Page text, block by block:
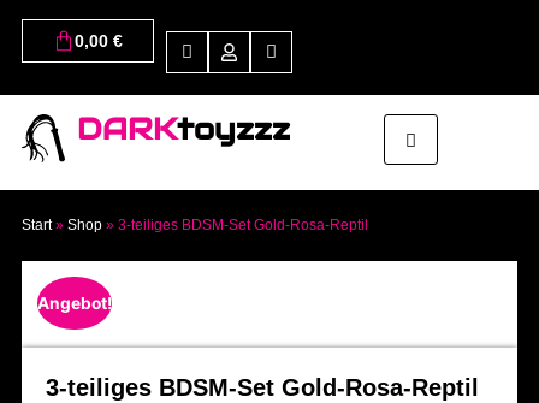
0,00 €
DARKtoyzzz
Start» Shop» 3-teiliges BDSM-Set Gold-Rosa-Reptil
Angebot!
3-teiliges BDSM-Set Gold-Rosa-Reptil